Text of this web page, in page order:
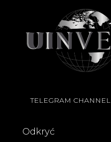
TELEGRAM CHANNEL
Odkryć